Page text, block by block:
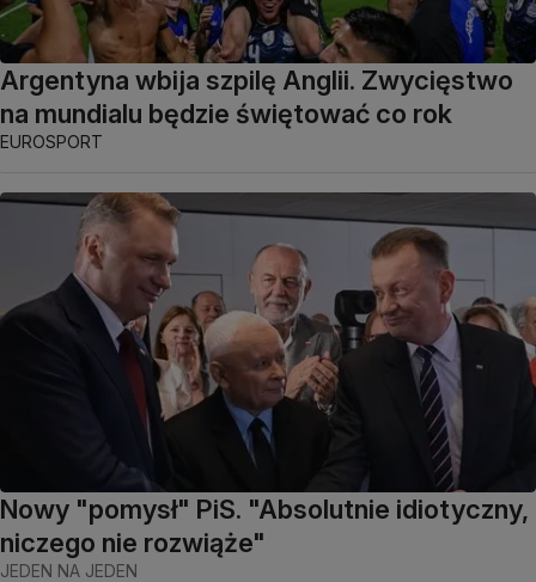
Argentyna wbija szpilę Anglii. Zwycięstwo
na mundialu będzie świętować co rok
EUROSPORT
Nowy "pomysł" PiS. "Absolutnie idiotyczny,
niczego nie rozwiąże"
JEDEN NA JEDEN